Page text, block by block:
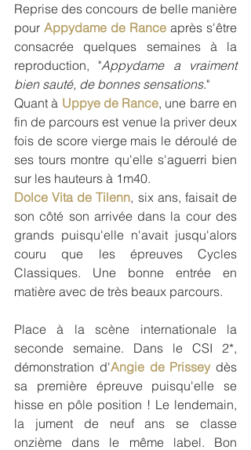
Reprise des concours de belle manière
pour Appydame de Rance après s'être
consacrée quelques semaines à la
reproduction, "Appydame a vraiment
bien sauté, de bonnes sensations."
Quant à Uppye de Rance, une barre en
fin de parcours est venue la priver deux
fois de score vierge mais le déroulé de
ses tours montre qu'elle s'aguerri bien
sur les hauteurs à 1m40.
Dolce Vita de Tilenn, six ans, faisait de
son côté son arrivée dans la cour des
grands puisqu'elle n'avait jusqu'alors
couru que les épreuves Cycles
Classiques. Une bonne entrée en
matière avec de très beaux parcours.
Place à la scène internationale la
seconde semaine. Dans le CSI 2*,
démonstration d'Angie de Prissey dès
sa première épreuve puisqu'elle se
hisse en pôle position ! Le lendemain,
la jument de neuf ans se classe
onzième dans le même label. Bon